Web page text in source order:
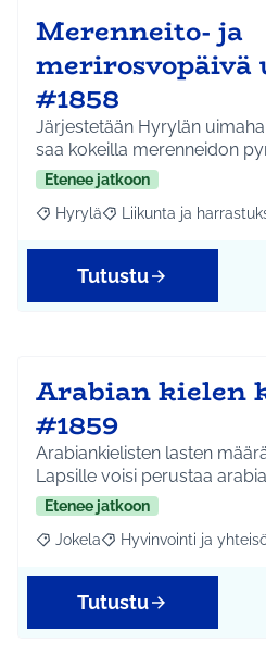
Merenneito- ja
#1858
Järjestetään Hyrylän
saa kokeilla merenneidon
Etenee jatkoon
Rajaa tulokset aihepiirin
Hyrylä Rajaa tulokset
Liikunta ja
Tutustu
Arabian kielen
#1859
Arabiankielisten lasten
Lapsille voisi perustaa
Etenee jatkoon
Rajaa tulokset aihepiirin
Jokela Rajaa tulokset
Hyvinvointi ja
Tutustu